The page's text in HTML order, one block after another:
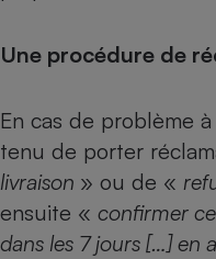
Une procédure de
En cas de problème
tenu de porter
livraison » ou de «
ensuite « confirmer
dans les 7 jours […] en